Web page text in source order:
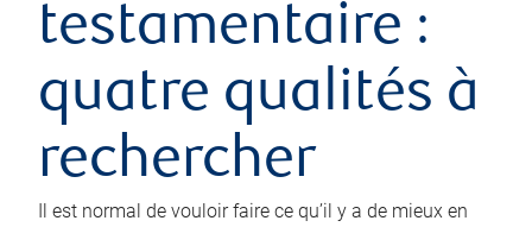
testamentaire :
quatre qualités à
rechercher
Il est normal de vouloir faire ce qu’il y a de mieux en